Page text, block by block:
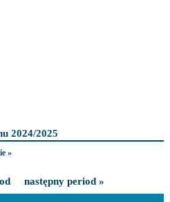
2024/2025
»
następny period »